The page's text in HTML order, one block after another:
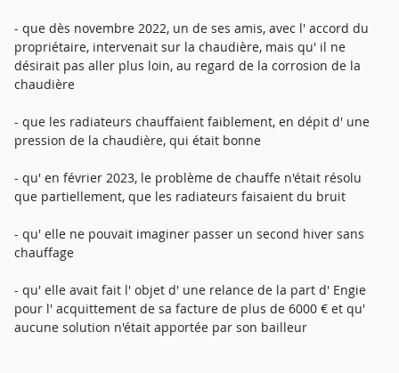
- que dès novembre 2022, un de ses amis, avec l' accord du
propriétaire, intervenait sur la chaudière, mais qu' il ne
désirait pas aller plus loin, au regard de la corrosion de la
chaudière
- que les radiateurs chauffaient faiblement, en dépit d' une
pression de la chaudière, qui était bonne
- qu' en février 2023, le problème de chauffe n'était résolu
que partiellement, que les radiateurs faisaient du bruit
- qu' elle ne pouvait imaginer passer un second hiver sans
chauffage
- qu' elle avait fait l' objet d' une relance de la part d' Engie
pour l' acquittement de sa facture de plus de 6000 € et qu'
aucune solution n'était apportée par son bailleur